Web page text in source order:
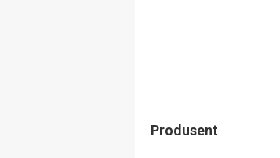
Produsent